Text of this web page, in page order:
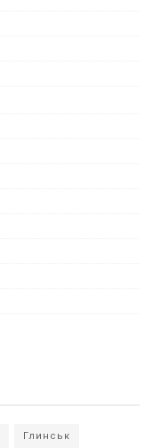
Глинськ